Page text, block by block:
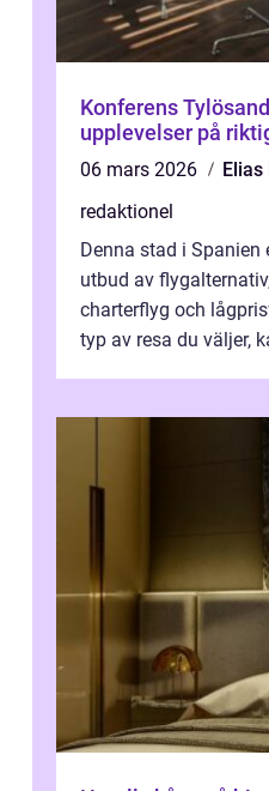
Konferens
upplevelser på
06 mars 2026
Elias
redaktionel
Denna stad i Spanien
utbud av
charterflyg och
typ av resa du väljer,